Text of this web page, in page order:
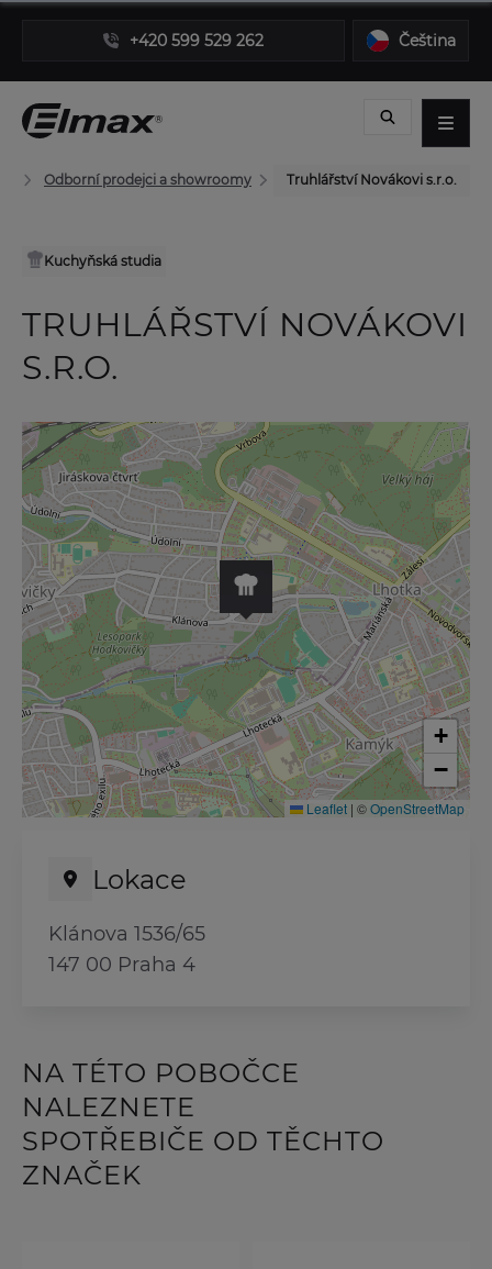
+420 599 529 262 Čeština
Odborní prodejci a showroomy Truhlářství Novákovi s.r.o.
Kuchyňská studia
TRUHLÁŘSTVÍ NOVÁKOVI
S.R.O.
Lokace
Klánova 1536/65
147 00 Praha 4
+
−
Leaflet | ©OpenStreetMap
NA TÉTO POBOČCE
NALEZNETE
SPOTŘEBIČE OD TĚCHTO
ZNAČEK